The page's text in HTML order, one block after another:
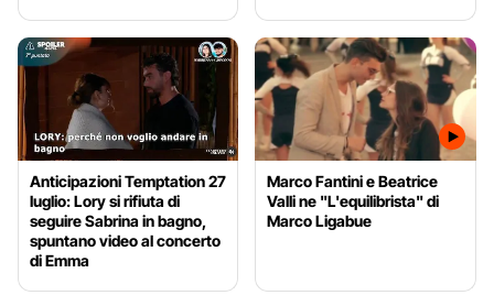
Anticipazioni Temptation 27
luglio: Lory si rifiuta di
seguire Sabrina in bagno,
spuntano video al concerto
di Emma
Marco Fantini e Beatrice
Valli ne "L'equilibrista" di
Marco Ligabue